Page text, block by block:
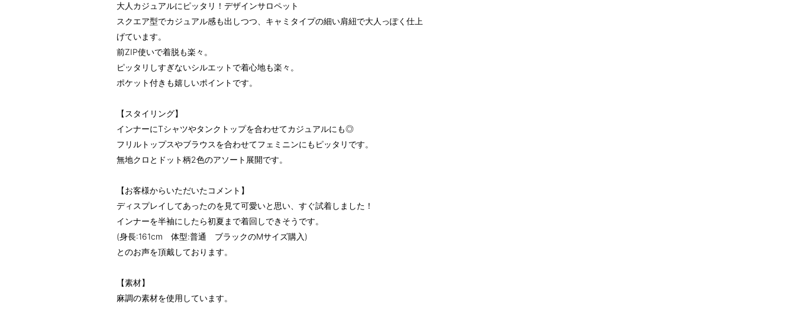
大人カジュアルにピッタリ！デザインサロペット
スクエア型でカジュアル感も出しつつ、キャミタイプの細い肩紐で大人っぽく仕上
げています。
前ZIP使いで着脱も楽々。
ピッタリしすぎないシルエットで着心地も楽々。
ポケット付きも嬉しいポイントです。
【スタイリング】
インナーにTシャツやタンクトップを合わせてカジュアルにも◎
フリルトップスやブラウスを合わせてフェミニンにもピッタリです。
無地クロとドット柄2色のアソート展開です。
【お客様からいただいたコメント】
ディスプレイしてあったのを見て可愛いと思い、すぐ試着しました！
インナーを半袖にしたら初夏まで着回しできそうです。
(身長:161cm 体型:普通 ブラックのMサイズ購入)
とのお声を頂戴しております。
【素材】
麻調の素材を使用しています。